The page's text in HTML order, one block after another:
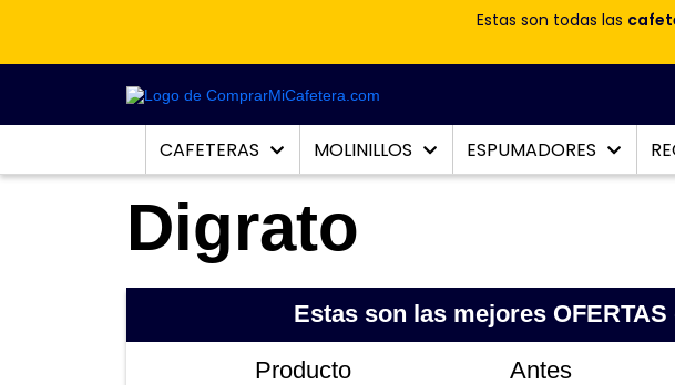
Estas son todas las
CAFETERAS MOLINILLOS ESPUMADORES
Digrato
Estas son las mejores
Producto Antes